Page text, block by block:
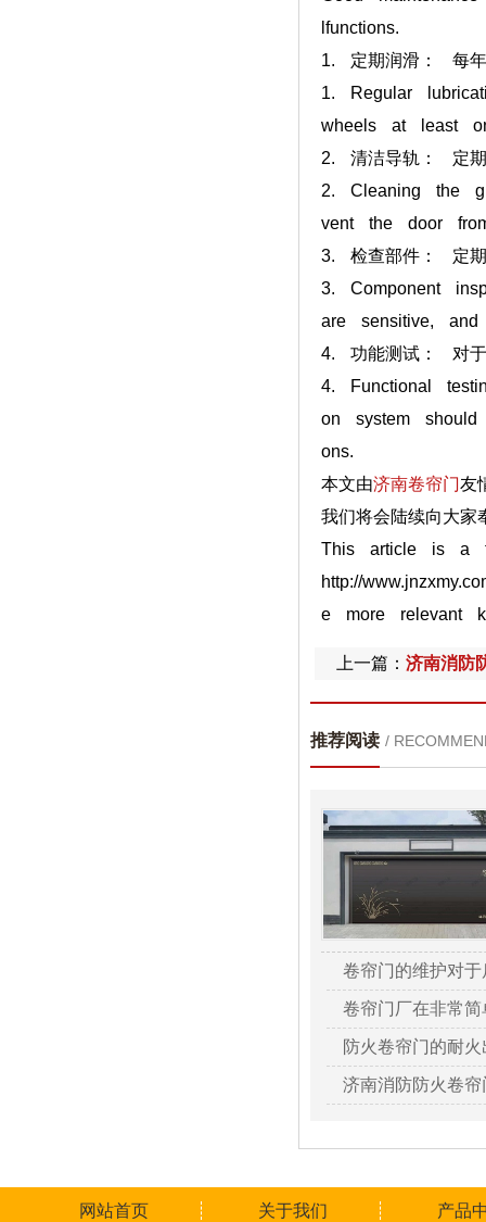
lfunctions.
1. 定期润滑： 每年
1. Regular
wheels at least
2. 清洁导轨： 定期
2. Cleaning the
vent the door
3. 检查部件： 定期
3. Component
are sensitive,
4. 功能测试： 对于
4. Functional
on system
ons.
本文由济南卷帘门友
我们将会陆续向大家
This article is a
http://
e more relevant
上一篇： 济南消防
推荐阅读 /
卷帘门的维护对
卷帘门厂在非常
防火卷帘门的耐
济南消防防火卷
网站首页 关于我们 产品